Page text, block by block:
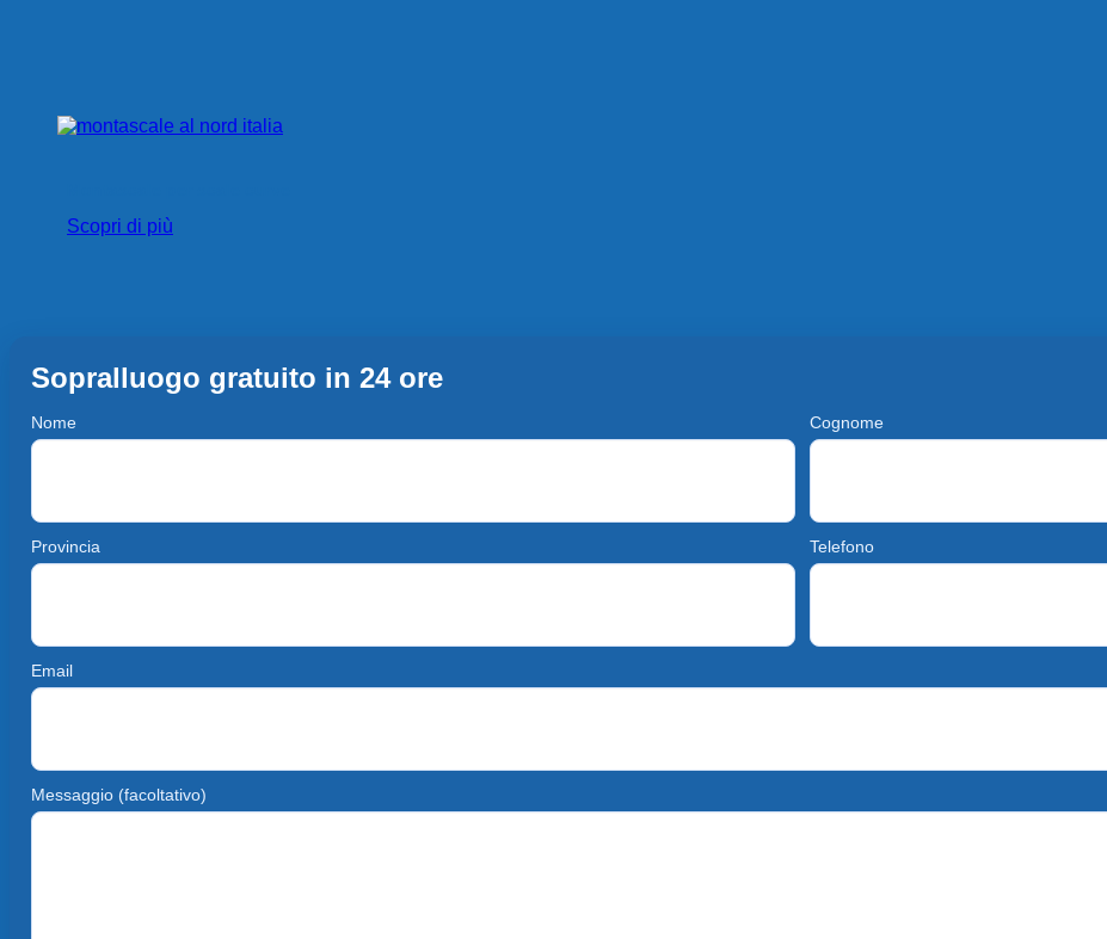
Scopri di più
Sopralluogo gratuito in 24 ore
Nome Cognome
Provincia Telefono
Email
Messaggio (facoltativo)